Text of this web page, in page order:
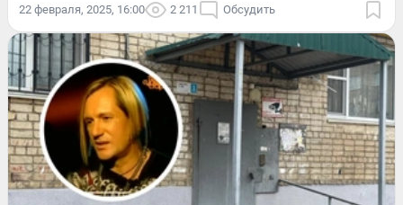
22 февраля, 2025, 16:00 2 211 Обсудить